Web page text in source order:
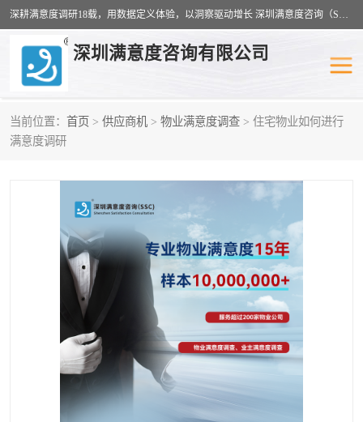
深耕满意度调研18载，用数据定义体验，以洞察驱动增长 深圳满意度咨询（SSC）：十八年专注，丈量每一份体验。
深圳满意度咨询有限公司
当前位置： 首页 > 供应商机 > 物业满意度调查 > 住宅物业如何进行
满意度调研
物业满意度调查
客户满意度调查 医疗服务业满意度
公共事务满意度调查 餐饮业满意度调查
营商环境满意度 员工满意度
服务满意度调查 汽车行业满意度